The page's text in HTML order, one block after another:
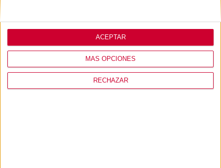
MÁS OPCIONES
RECHAZAR
ACEPTAR